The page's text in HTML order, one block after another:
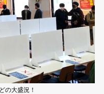
の大盛況！